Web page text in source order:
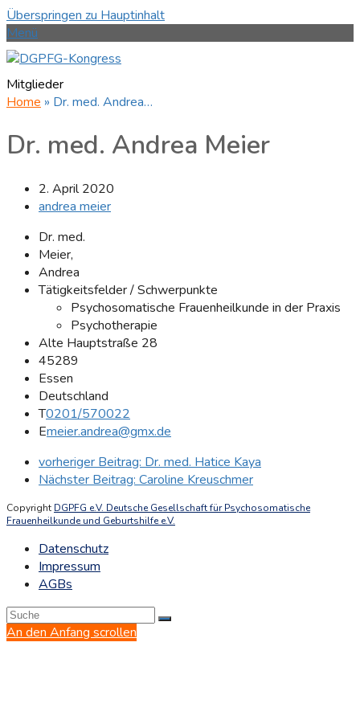
Überspringen zu Hauptinhalt
Menü
Mitglieder
Home » Dr. med. Andrea…
Dr. med. Andrea Meier
2. April 2020
andrea meier
Dr. med.
Meier,
Andrea
Tätigkeitsfelder / Schwerpunkte
Psychosomatische Frauenheilkunde in der Praxis
Psychotherapie
Alte Hauptstraße 28
45289
Essen
Deutschland
T0201/570022
Emeier.andrea@gmx.de
vorheriger Beitrag: Dr. med. Hatice Kaya
Nächster Beitrag: Caroline Kreuschmer
Copyright DGPFG e.V. Deutsche Gesellschaft für Psychosomatische
Frauenheilkunde und Geburtshilfe e.V.
Datenschutz
Impressum
AGBs
An den Anfang scrollen